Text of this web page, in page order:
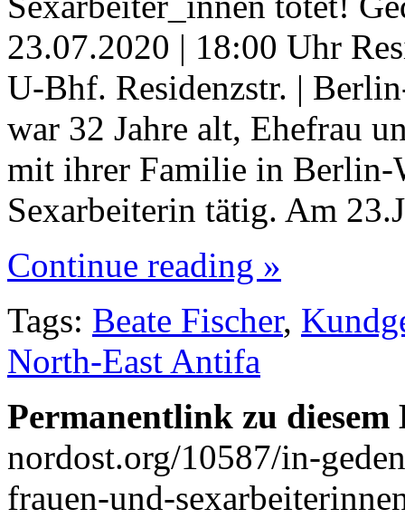
23.07.2020 | 18:00 Uhr
U-Bhf. Residenzstr. |
war 32 Jahre alt, Ehefrau
mit ihrer Familie in Berlin-
Sexarbeiterin tätig. Am
Continue reading »
Tags: Beate Fischer,
North-East Antifa
Permanentlink zu
nordost.org/10587/in-
frauen-und-